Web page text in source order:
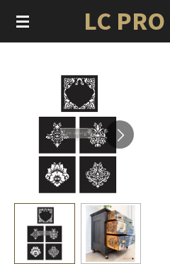
Ga
direct
hoofdinhoud
LC PRO